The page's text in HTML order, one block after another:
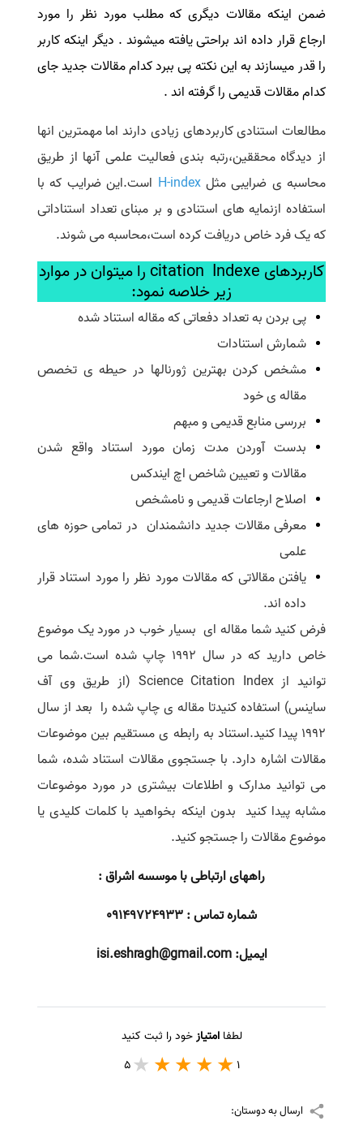
ضمن اینکه مقالات دیگری که مطلب مورد نظر را مورد
ارجاع قرار داده اند براحتی یافته میشوند . دیگر اینکه کاربر
را قدر میسازند به این نکته پی ببرد کدام مقالات جدید جای
کدام مقالات قدیمی را گرفته اند .
مطالعات استنادی کاربردهای زیادی دارند اما مهمترین انها
از دیدگاه محققین،رتبه بندی فعالیت علمی آنها از طریق
محاسبه ی ضرایبی مثلH-index است.این ضرایب که با
استفاده ازنمایه های استنادی و بر مبنای تعداد استناداتی
که یک فرد خاص دریافت کرده است،محاسبه می شوند.
کاربردهای citation Indexe را میتوان در موارد
زیر خلاصه نمود:
پی بردن به تعداد دفعاتی که مقاله استناد شده
شمارش استنادات
مشخص کردن بهترین ژورنالها در حیطه ی تخصص
مقاله ی خود
بررسی منابع قدیمی و مبهم
بدست آوردن مدت زمان مورد استناد واقع شدن
مقالات و تعیین شاخص اچ‌ ایندکس
اصلاح ارجاعات قدیمی و نامشخص
معرفی مقالات جدید دانشمندان در تمامی حوزه های
علمی
یافتن مقالاتی که مقالات مورد نظر را مورد استناد قرار
داده اند.
فرض کنید شما مقاله ای بسیار خوب در مورد یک موضوع
خاص دارید که در سال 1992 چاپ شده است.شما می
توانید ازScience Citation Index (از طریق وی آف
ساینس) استفاده کنیدتا مقاله ی چاپ شده را بعد از سال
1992 پیدا کنید.استناد به رابطه ی مستقیم بین موضوعات
مقالات اشاره دارد. با جستجوی مقالات استناد شده، شما
می توانید مدارک و اطلاعات بیشتری در مورد موضوعات
مشابه پیدا کنید بدون اینکه بخواهید با کلمات کلیدی یا
موضوع مقالات را جستجو کنید.
راههای ارتباطی با موسسه اشراق :
شماره تماس : 09149724933
ایمیل:isi.eshragh@gmail.com
لطفاامتیازخود را ثبت کنید
1
5
ارسال به دوستان: